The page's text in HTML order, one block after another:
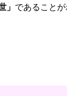
」 であることが